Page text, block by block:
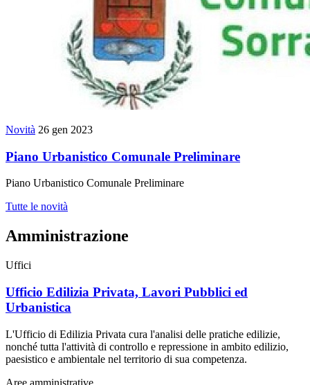
Novità 26 gen 2023
Piano Urbanistico Comunale Preliminare
Piano Urbanistico Comunale Preliminare
Tutte le novità
Amministrazione
Uffici
Ufficio Edilizia Privata, Lavori Pubblici ed
Urbanistica
L'Ufficio di Edilizia Privata cura l'analisi delle pratiche edilizie,
nonché tutta l'attività di controllo e repressione in ambito edilizio,
paesistico e ambientale nel territorio di sua competenza.
Aree amministrative